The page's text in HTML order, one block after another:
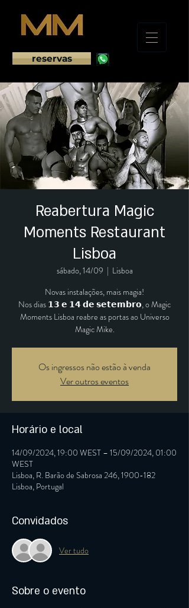
reservas
Reabertura Magic
Moments Restaurant
Lisboa
sábado, 14/09
  |
Lisboa
Novas instalações, mais magia!
Nos dias 𝟭𝟯 𝗲 𝟭𝟰 𝗱𝗲 𝘀𝗲𝘁𝗲𝗺𝗯𝗿𝗼, o Magic
Moments Lisboa reabre as portas ao Universo
Magic Mike.
Os ingressos não estão à venda
Ver outros eventos
Horário e local
14/09/2024, 19:00 WEST – 15/09/2024, 01:00
WEST
Lisboa, R. Barão de Sabrosa 246, 1900-182
Lisboa, Portugal
Convidados
Ver tudo
Sobre o evento